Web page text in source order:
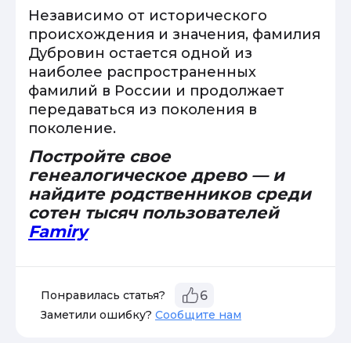
Независимо от исторического
происхождения и значения, фамилия
Дубровин остается одной из
наиболее распространенных
фамилий в России и продолжает
передаваться из поколения в
поколение.
Постройте свое
генеалогическое древо — и
найдите родственников среди
сотен тысяч пользователей
Famiry
Понравилась статья? 6
Заметили ошибку? Сообщите нам